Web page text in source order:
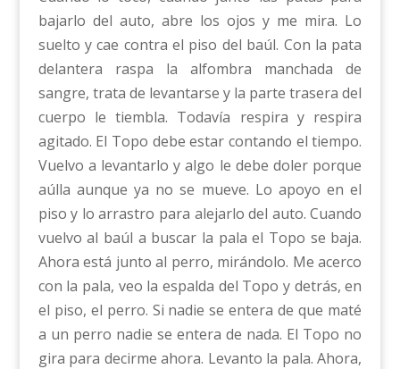
bajarlo del auto, abre los ojos y me mira. Lo
suelto y cae contra el piso del baúl. Con la pata
delantera raspa la alfombra manchada de
sangre, trata de levantarse y la parte trasera del
cuerpo le tiembla. Todavía respira y respira
agitado. El Topo debe estar contando el tiempo.
Vuelvo a levantarlo y algo le debe doler porque
aúlla aunque ya no se mueve. Lo apoyo en el
piso y lo arrastro para alejarlo del auto. Cuando
vuelvo al baúl a buscar la pala el Topo se baja.
Ahora está junto al perro, mirándolo. Me acerco
con la pala, veo la espalda del Topo y detrás, en
el piso, el perro. Si nadie se entera de que maté
a un perro nadie se entera de nada. El Topo no
gira para decirme ahora. Levanto la pala. Ahora,